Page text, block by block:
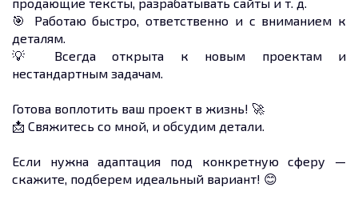
🎯 Работаю быстро, ответственно и с вниманием к
деталям.
💡 Всегда открыта к новым проектам и
нестандартным задачам.
Готова воплотить ваш проект в жизнь! 🚀
📩 Свяжитесь со мной, и обсудим детали.
Если нужна адаптация под конкретную сферу —
скажите, подберем идеальный вариант! 😊